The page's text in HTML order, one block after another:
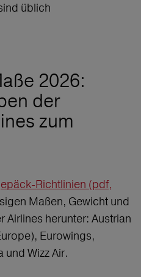
üblich
2026:
der
zum
Richtlinien (pdf,
Maßen, Gewicht und
herunter: Austrian
Eurowings,
und Wizz Air.